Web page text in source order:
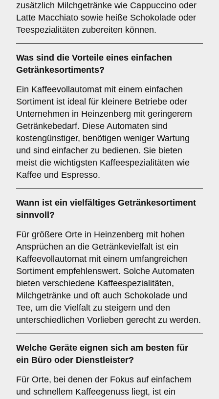
zusätzlich Milchgetränke wie Cappuccino oder
Latte Macchiato sowie heiße Schokolade oder
Teespezialitäten zubereiten können.
Was sind die Vorteile eines einfachen
Getränkesortiments?
Ein Kaffeevollautomat mit einem einfachen
Sortiment ist ideal für kleinere Betriebe oder
Unternehmen in Heinzenberg mit geringerem
Getränkebedarf. Diese Automaten sind
kostengünstiger, benötigen weniger Wartung
und sind einfacher zu bedienen. Sie bieten
meist die wichtigsten Kaffeespezialitäten wie
Kaffee und Espresso.
Wann ist ein vielfältiges Getränkesortiment
sinnvoll?
Für größere Orte in Heinzenberg mit hohen
Ansprüchen an die Getränkevielfalt ist ein
Kaffeevollautomat mit einem umfangreichen
Sortiment empfehlenswert. Solche Automaten
bieten verschiedene Kaffeespezialitäten,
Milchgetränke und oft auch Schokolade und
Tee, um die Vielfalt zu steigern und den
unterschiedlichen Vorlieben gerecht zu werden.
Welche Geräte eignen sich am besten für
ein Büro oder Dienstleister?
Für Orte, bei denen der Fokus auf einfachem
und schnellem Kaffeegenuss liegt, ist ein